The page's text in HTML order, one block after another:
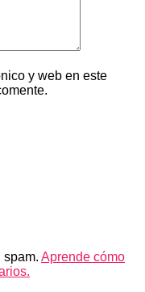
y web en este
spam. Aprende cómo